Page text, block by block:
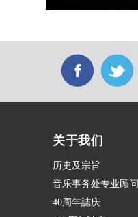
关于我们
历史及宗旨
音乐事务处专业顾问
40周年誌庆